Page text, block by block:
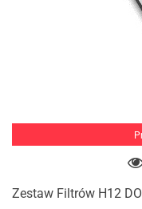
Zestaw Filtrów H12